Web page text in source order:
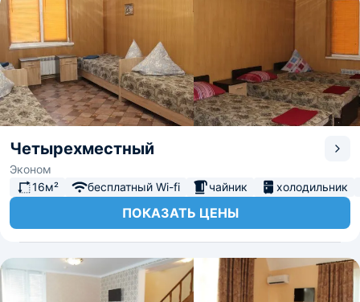
Четырехместный
Эконом
16м²
бесплатный Wi-fi чайник холодильник
ПОКАЗАТЬ ЦЕНЫ